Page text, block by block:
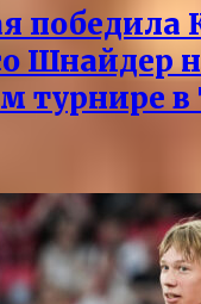
победила
Шнайдер
турнире в